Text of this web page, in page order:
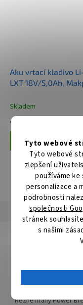
Tyto webové
Tyto webové
zlepšení
používáme ke
personalizace a
podrobnosti
společnosti
stránek
s našimi
Aku vrtací kladivo
LXT 18V/5,0Ah,
Skladem
10 994 Kč
Do košíku
ZOBRAZIT
Popis Hodnocení
Detailní popis
V-PLUS stanovuje
inovací miliónkrát
Rychlost vrtání se
12%. Skvěle se hodí
Řezné hrany Power